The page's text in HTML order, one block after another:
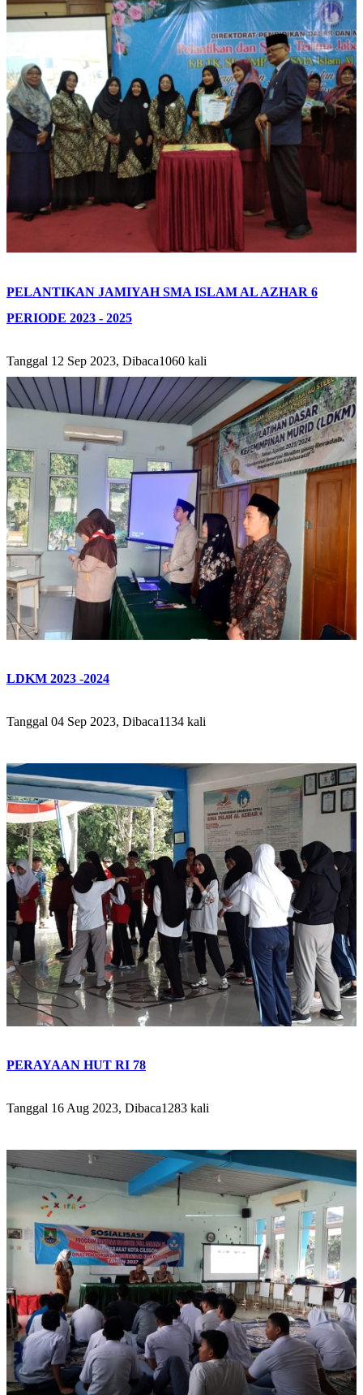
PELANTIKAN JAMIYAH SMA ISLAM AL AZHAR 6
PERIODE 2023 - 2025
Tanggal 12 Sep 2023, Dibaca1060 kali
LDKM 2023 -2024
Tanggal 04 Sep 2023, Dibaca1134 kali
PERAYAAN HUT RI 78
Tanggal 16 Aug 2023, Dibaca1283 kali